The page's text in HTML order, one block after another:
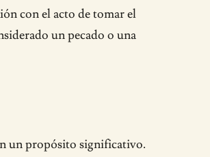
con el acto de tomar el
un pecado o una
un propósito significativo.